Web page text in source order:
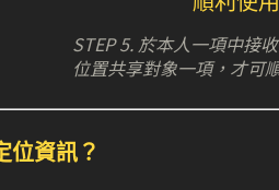
STEP 5. 於本人一項中接
位置共享對象一項，才可
位資訊？